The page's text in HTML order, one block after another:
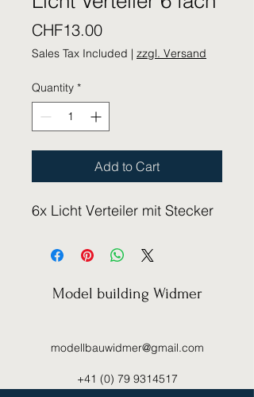
CHF13.00Price
Sales Tax Included | zzgl. Versand
Quantity *
Add to Cart
6x Licht Verteiler mit Stecker
Model building Widmer
modellbauwidmer@gmail.com
+41 (0) 79 9314517